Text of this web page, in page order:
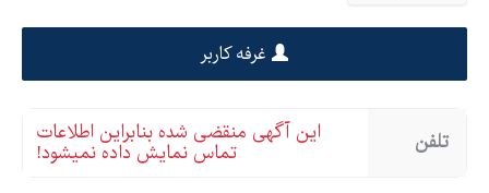
نقشه اجرایی مخزن آب هوایی
فونداسیون منبع هوایی
غرفه کاربر
تلفن این آگهی منقضی شده بنابراین اطلاعات
تماس نمایش داده نمیشود!